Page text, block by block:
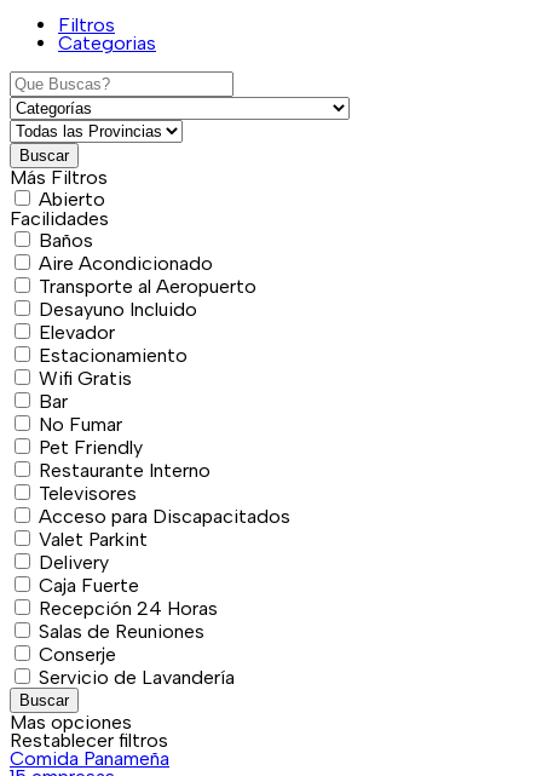
Filtros
Categorias
Buscar
Más Filtros
Abierto
Facilidades
Baños
Aire Acondicionado
Transporte al Aeropuerto
Desayuno Incluido
Elevador
Estacionamiento
Wifi Gratis
Bar
No Fumar
Pet Friendly
Restaurante Interno
Televisores
Acceso para Discapacitados
Valet Parkint
Delivery
Caja Fuerte
Recepción 24 Horas
Salas de Reuniones
Conserje
Servicio de Lavandería
Buscar
Mas opciones
Restablecer filtros
Comida Panameña